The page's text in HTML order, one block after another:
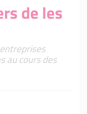
de les
au cours des